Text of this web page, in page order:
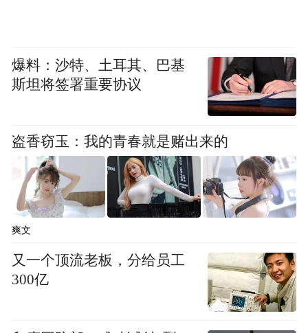
盖科技、艺术、体育、公益等多个领域，为
同学们的个性化发展和兴趣培育提供了广阔
放独特光彩。
为更好地服务同学们成长成才，今年5月，学
校重点建设的“一站式”学生社区服务中心正
式启用。中心以“党建领航，贴心服务，赋能
成长”为宗旨，坐落于校园核心区域，与周边
景观交相辉映。目前已建成服务大厅、党团
活动室等功能区，可集中为大家提供学籍办
爆料：沙特、土耳其、巴基
斯坦将签署重要协议
盗香窃玉：我的青春就是赌出来的
爽文
又一个顶流老板，分给员工
300亿